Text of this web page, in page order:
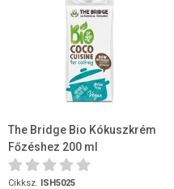
The Bridge Bio Kókuszkrém
Főzéshez 200 ml
Cikksz. ISH5025